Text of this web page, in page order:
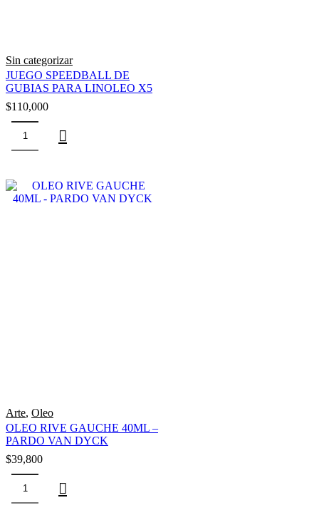
Sin categorizar
JUEGO SPEEDBALL DE
GUBIAS PARA LINOLEO X5
$110,000
Arte, Oleo
OLEO RIVE GAUCHE 40ML –
PARDO VAN DYCK
$39,800